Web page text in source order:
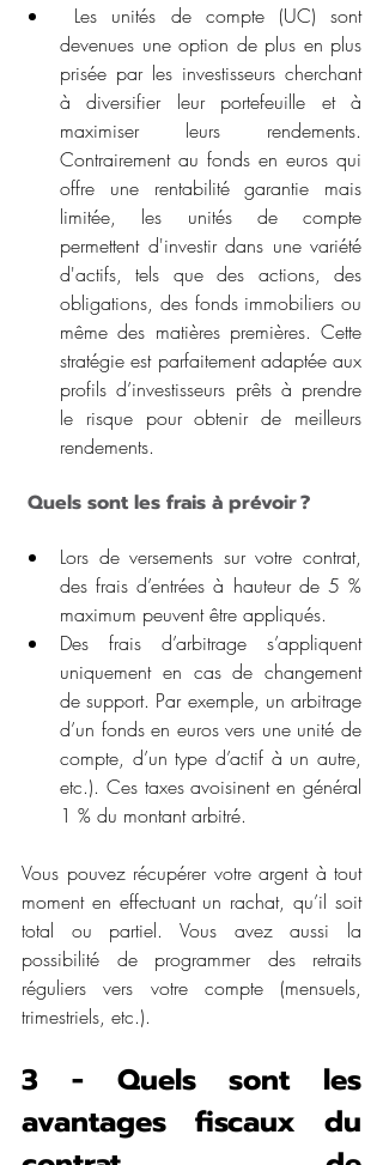
Les unités de compte (UC) sont
devenues une option de plus en plus
prisée par les investisseurs cherchant
à diversifier leur portefeuille et à
maximiser leurs rendements.
Contrairement au fonds en euros qui
offre une rentabilité garantie mais
limitée, les unités de compte
permettent d'investir dans une variété
d'actifs, tels que des actions, des
obligations, des fonds immobiliers ou
même des matières premières. Cette
stratégie est parfaitement adaptée aux
profils d’investisseurs prêts à prendre
le risque pour obtenir de meilleurs
rendements.
Quels sont les frais à prévoir ?
Lors de versements sur votre contrat,
des frais d’entrées à hauteur de 5 %
maximum peuvent être appliqués.
Des frais d’arbitrage s’appliquent
uniquement en cas de changement
de support. Par exemple, un arbitrage
d’un fonds en euros vers une unité de
compte, d’un type d’actif à un autre,
etc.). Ces taxes avoisinent en général
1 % du montant arbitré.
Vous pouvez récupérer votre argent à tout
moment en effectuant un rachat, qu’il soit
total ou partiel. Vous avez aussi la
possibilité de programmer des retraits
réguliers vers votre compte (mensuels,
trimestriels, etc.).
3 - Quels sont les
avantages fiscaux du